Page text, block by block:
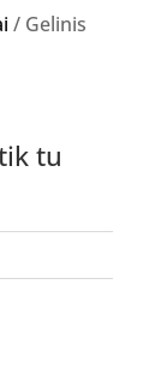
/ Gelinis
tu